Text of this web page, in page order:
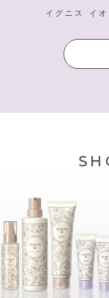
イグニス イオ